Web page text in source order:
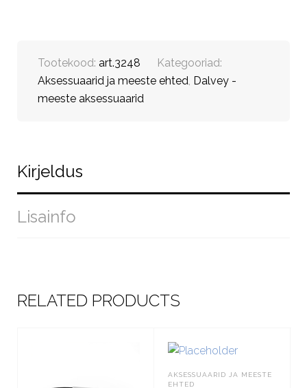
Tootekood: art.3248
Kategooriad:
Aksessuaarid ja meeste ehted Dalvey -
meeste aksessuaarid
Kirjeldus
Lisainfo
RELATED PRODUCTS
AKSESSUAARID JA MEESTE
EHTED